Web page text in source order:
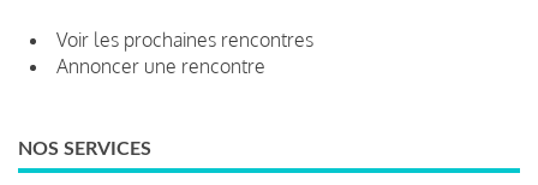
Voir les prochaines rencontres
Annoncer une rencontre
NOS SERVICES